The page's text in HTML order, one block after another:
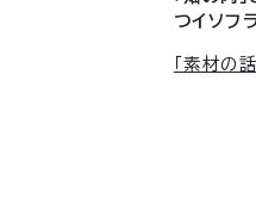
つイソフ
「素材の